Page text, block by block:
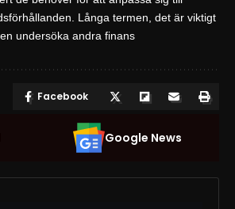
Långa termen, det är viktigt
undersöka andra finans
Facebook
Google News